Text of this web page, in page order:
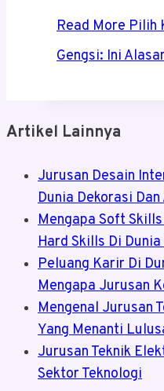
Read MorePilih
Gengsi: Ini
Artikel Lainnya
Jurusan Desain
Dunia Dekorasi
Mengapa Soft
Hard Skills Di
Peluang Karir Di
Mengapa Jurusan
Mengenal Jurusan
Yang Menanti
Jurusan Teknik
Sektor Teknologi